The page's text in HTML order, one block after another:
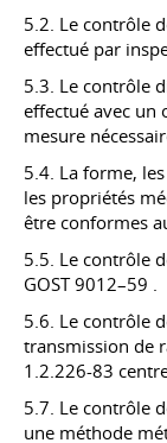
5.2. Le contrôle
effectué par
5.3. Le contrôle
effectué avec un
mesure
5.4. La forme,
les propriétés
être conformes
5.5. Le contrôle
GOST 9012–59 .
5.6. Le contrôle
transmission de
1.2.226-83
5.7. Le contrôle
une méthode